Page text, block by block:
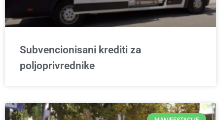
Subvencionisani krediti za
poljoprivrednike